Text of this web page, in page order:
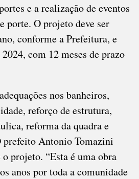
e a realização de eventos
porte. O projeto deve ser
conforme a Prefeitura, e
com 12 meses de prazo
nos banheiros,
reforço de estrutura,
reforma da quadra e
prefeito Antonio Tomazini
projeto. “Esta é uma obra
anos por toda a comunidade